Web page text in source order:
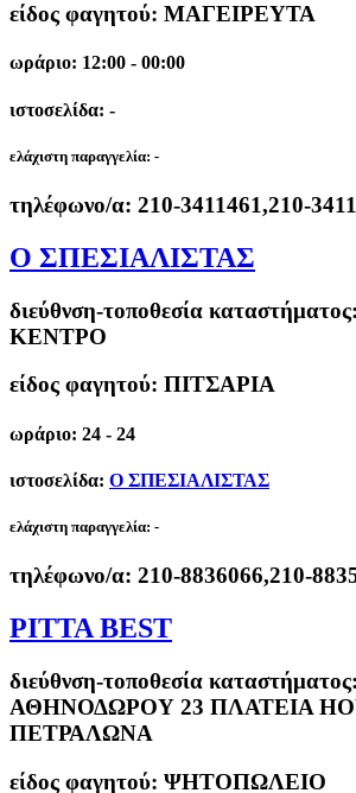
είδος φαγητού: ΜΑΓΕΙΡΕΥΤΑ
ωράριο: 12:00 - 00:00
ιστοσελίδα: -
ελάχιστη παραγγελία: -
τηλέφωνο/α: 210-3411461,210-
Ο ΣΠΕΣΙΑΛΙΣΤΑΣ
διεύθνση-τοποθεσία καταστήματος:
ΚΕΝΤΡΟ
είδος φαγητού: ΠΙΤΣΑΡΙΑ
ωράριο: 24 - 24
ιστοσελίδα: Ο ΣΠΕΣΙΑΛΙΣΤΑΣ
ελάχιστη παραγγελία: -
τηλέφωνο/α: 210-8836066,210-
PITTA BEST
διεύθνση-τοποθεσία καταστήματος:
ΑΘΗΝΟΔΩΡΟΥ 23 ΠΛΑΤΕΙΑ
ΠΕΤΡΑΛΩΝΑ
είδος φαγητού: ΨΗΤΟΠΩΛΕΙΟ